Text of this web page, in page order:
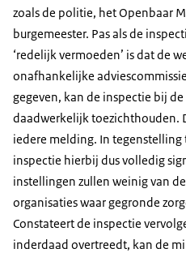
zoals de politie, het Openbaar
burgemeester. Pas als de
‘redelijk vermoeden’ is dat de
onafhankelijke
gegeven, kan de inspectie bij
daadwerkelijk toezichthouden.
iedere melding. In
inspectie hierbij dus volledig
instellingen zullen weinig van
organisaties waar gegronde
Constateert de inspectie
inderdaad overtreedt, kan de